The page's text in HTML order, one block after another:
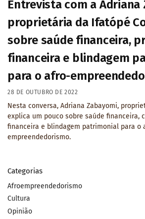
Entrevista com a Adriana
proprietária da Ifatópé
sobre saúde financeira,
financeira e blindagem
para o afro-
28 DE OUTUBRO DE 2022
Nesta conversa, Adriana Zabayomi,
explica um pouco sobre saúde financeira,
financeira e blindagem patrimonial para o
empreendedorismo.
Categorias
Afroempreendedorismo
Cultura
Opinião